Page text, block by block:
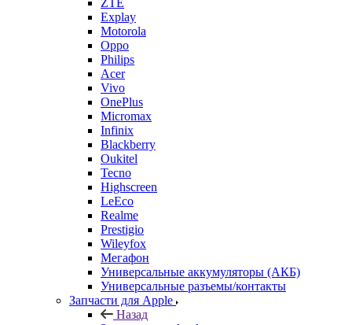
ZTE
Explay
Motorola
Oppo
Philips
Acer
Vivo
OnePlus
Micromax
Infinix
Blackberry
Oukitel
Tecno
Highscreen
LeEco
Realme
Prestigio
Wileyfox
Мегафон
Универсальные аккумуляторы (АКБ)
Универсальные разъемы/контакты
Запчасти для Apple
Назад